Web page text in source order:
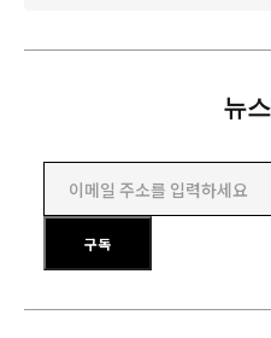
뉴
구독